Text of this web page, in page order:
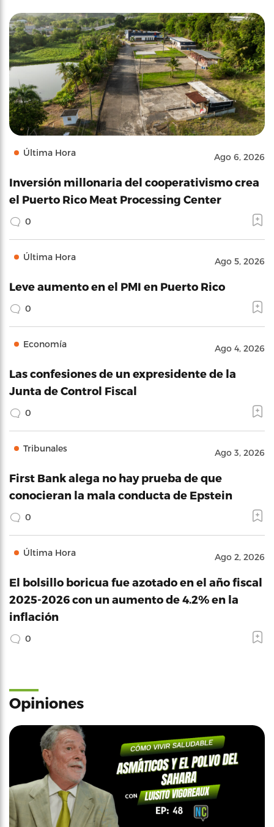
Última Hora Ago 6, 2026
Inversión millonaria del cooperativismo crea
el Puerto Rico Meat Processing Center
0
Última Hora Ago 5, 2026
Leve aumento en el PMI en Puerto Rico
0
Economía Ago 4, 2026
Las confesiones de un expresidente de la
Junta de Control Fiscal
0
Tribunales Ago 3, 2026
First Bank alega no hay prueba de que
conocieran la mala conducta de Epstein
0
Última Hora Ago 2, 2026
El bolsillo boricua fue azotado en el año fiscal
2025-2026 con un aumento de 4.2% en la
inflación
0
Opiniones